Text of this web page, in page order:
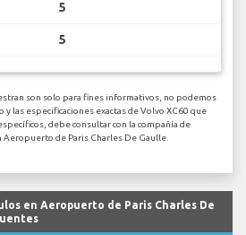
5
5
son solo para fines informativos, no podemos
las especificaciones exactas de Volvo XC60 que
debe consultar con la compañía de
de Paris Charles De Gaulle.
en Aeropuerto de Paris Charles De